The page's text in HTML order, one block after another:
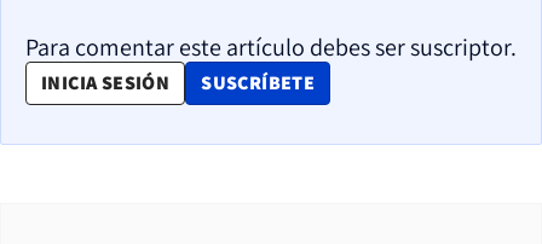
Para comentar este artículo debes ser suscriptor.
INICIA SESIÓN SUSCRÍBETE
OPENS IN NEW WINDOW